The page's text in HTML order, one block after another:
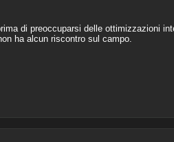
di preoccuparsi delle ottimizzazioni
ha alcun riscontro sul campo.